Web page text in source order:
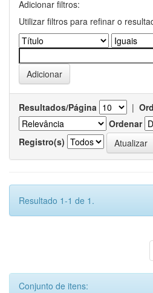
Adicionar filtros:
Utilizar filtros para refinar o
Resultados/Página |
Ordenar
Registro(s)
Resultado 1-1 de 1.
Conjunto de itens: